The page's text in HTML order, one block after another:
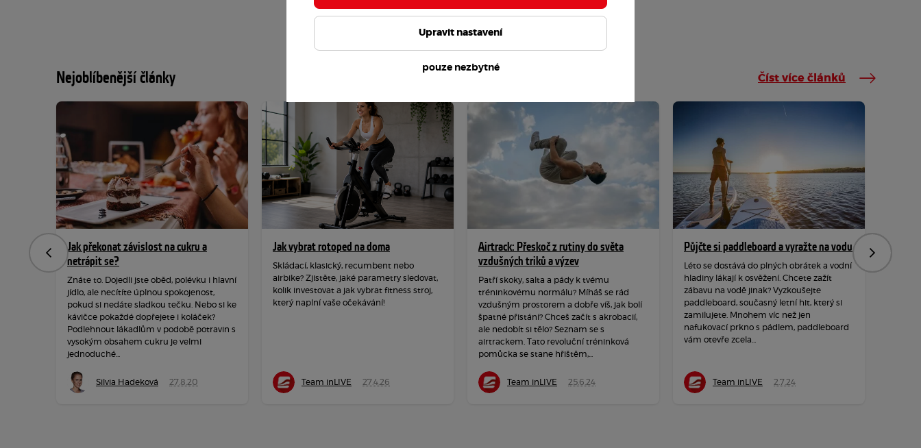
Nejoblíbenější články Číst více článků
Jak překonat závislost na cukru a
netrápit se?
Znáte to. Dojedli jste oběd, polévku i hlavní
jídlo, ale necítíte úplnou spokojenost,
pokud si nedáte sladkou tečku. Nebo si ke
kávičce pokaždé dopřejete i koláček?
Podlehnout lákadlům v podobě potravin s
vysokým obsahem cukru je velmi
jednoduché...
Silvia Hadeková 27.8.20
Jak vybrat rotoped na doma
Skládací, klasický, recumbent nebo
airbike? Zjistěte, jaké parametry sledovat,
kolik investovat a jak vybrat fitness stroj,
který naplní vaše očekávání!
Team inLIVE 27.4.26
Airtrack: Přeskoč z rutiny do světa
vzdušných triků a výzev
Patří skoky, salta a pády k tvému
tréninkovému normálu? Míháš se rád
vzdušným prostorem a dobře víš, jak bolí
špatné přistání? Chceš začít s akrobacií,
ale nedobít si tělo? Seznam se s
airtrackem. Tato revoluční tréninková
pomůcka se stane hřištěm,...
Team inLIVE 25.6.24
Půjčte si paddleboard a vyražte na vodu
Léto se dostává do plných obrátek a vodní
hladiny lákají k osvěžení. Chcete zažít
zábavu na vodě jinak? Vyzkoušejte
paddleboard, současný letní hit, který si
zamilujete. Mnohem víc než jen
nafukovací prkno s pádlem, paddleboard
vám otevře zcela...
Team inLIVE 2.7.24
Předchozí
Upravit nastavení
pouze nezbytné